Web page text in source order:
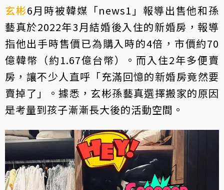
玄彬6月時被韓媒「news1」報導出售他和孫
藝真於2022年3月結婚後入住的新婚房，報導
指他出手時售價已為購入時的4倍，市價約70
億韓幣（約1.67億台幣）。而入住2年多便賣
房，讓不少人直呼「充滿回憶的新婚房竟然要
賣掉了」。據悉，玄彬孫藝真選擇搬家的原因
是考量到孩子漸漸長大後的活動空間。